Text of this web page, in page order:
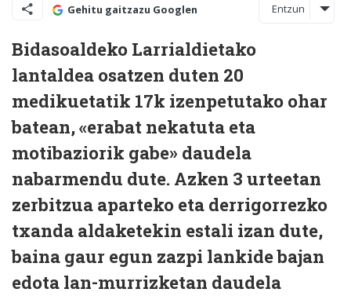
Gehitu gaitzazu Googlen Entzun
Bidasoaldeko Larrialdietako
lantaldea osatzen duten 20
medikuetatik 17k izenpetutako ohar
batean, «erabat nekatuta eta
motibaziorik gabe» daudela
nabarmendu dute. Azken 3 urteetan
zerbitzua aparteko eta derrigorrezko
txanda aldaketekin estali izan dute,
baina gaur egun zazpi lankide bajan
edota lan-murrizketan daudela